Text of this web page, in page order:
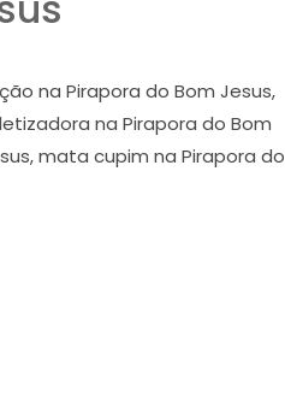
na Pirapora do Bom Jesus,
na Pirapora do Bom
mata cupim na Pirapora do